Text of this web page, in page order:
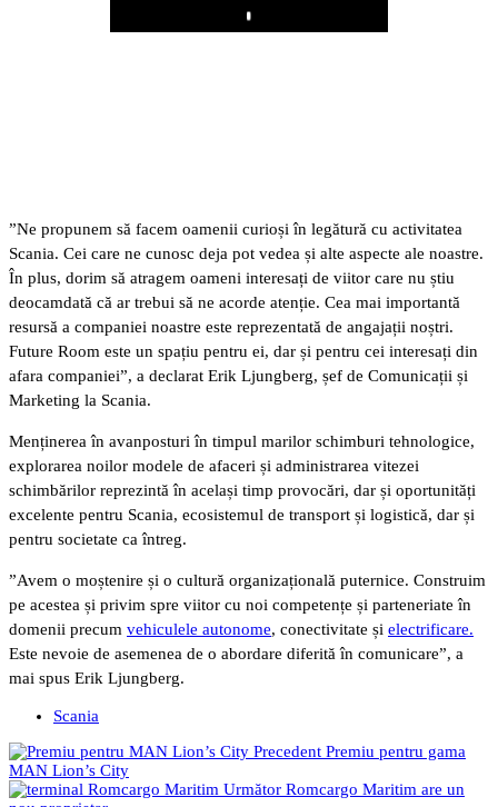
Play
”Ne propunem să facem oamenii curioși în legătură cu activitatea
Scania. Cei care ne cunosc deja pot vedea și alte aspecte ale noastre.
În plus, dorim să atragem oameni interesați de viitor care nu știu
deocamdată că ar trebui să ne acorde atenție. Cea mai importantă
resursă a companiei noastre este reprezentată de angajații noștri.
Future Room este un spațiu pentru ei, dar și pentru cei interesați din
afara companiei”, a declarat Erik Ljungberg, șef de Comunicații și
Marketing la Scania.
Menținerea în avanposturi în timpul marilor schimburi tehnologice,
explorarea noilor modele de afaceri și administrarea vitezei
schimbărilor reprezintă în același timp provocări, dar și oportunități
excelente pentru Scania, ecosistemul de transport și logistică, dar și
pentru societate ca întreg.
”Avem o moștenire și o cultură organizațională puternice. Construim
pe acestea și privim spre viitor cu noi competențe și parteneriate în
domenii precum vehiculele autonome, conectivitate și electrificare.
Este nevoie de asemenea de o abordare diferită în comunicare”, a
mai spus Erik Ljungberg.
Scania
Precedent Premiu pentru gama
MAN Lion’s City
Următor Romcargo Maritim are un